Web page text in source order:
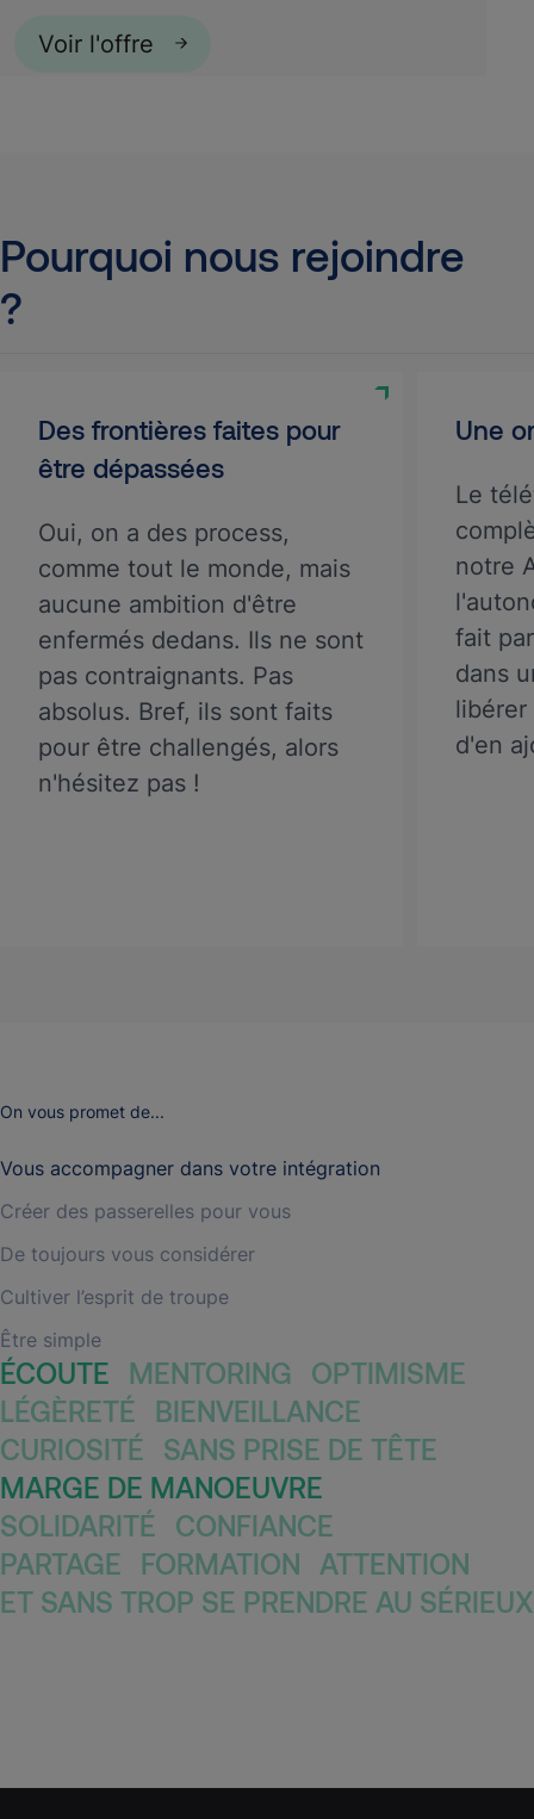
Voir l'offre
Pourquoi nous rejoindre
?
Des frontières faites pour
être dépassées
Oui, on a des process,
comme tout le monde, mais
aucune ambition d'être
enfermés dedans. Ils ne sont
pas contraignants. Pas
absolus. Bref, ils sont faits
pour être challengés, alors
n'hésitez pas !
Une
Le
notre
fait
dans
libérer
d'en
On vous promet de...
Vous accompagner dans votre intégration
Créer des passerelles pour vous
De toujours vous considérer
Cultiver l’esprit de troupe
Être simple
ÉCOUTE MENTORING
OPTIMISME
LÉGÈRETÉ
BIENVEILLANCE
CURIOSITÉ
SANS PRISE DE TÊTE
MARGE DE MANOEUVRE
SOLIDARITÉ
CONFIANCE
PARTAGE
FORMATION
ATTENTION
ET SANS TROP SE PRENDRE AU SÉRIEUX